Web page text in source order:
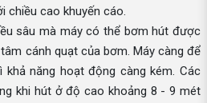
chiều cao khuyến cáo.
sâu mà máy có thể bơm hút được
cánh quạt của bơm. Máy càng để
năng hoạt động càng kém. Các
khi hút ở độ cao khoảng 8 - 9 mét